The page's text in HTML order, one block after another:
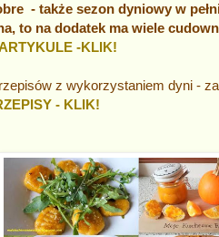
- także sezon dyniowy w
to na dodatek ma wiele
-KLIK!
z wykorzystaniem dyni -
- KLIK!